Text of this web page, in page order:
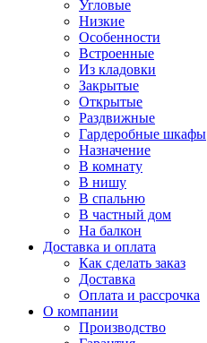
Угловые
Низкие
Особенности
Встроенные
Из кладовки
Закрытые
Открытые
Раздвижные
Гардеробные шкафы
Назначение
В комнату
В нишу
В спальню
В частный дом
На балкон
Доставка и оплата
Как сделать заказ
Доставка
Оплата и рассрочка
О компании
Производство